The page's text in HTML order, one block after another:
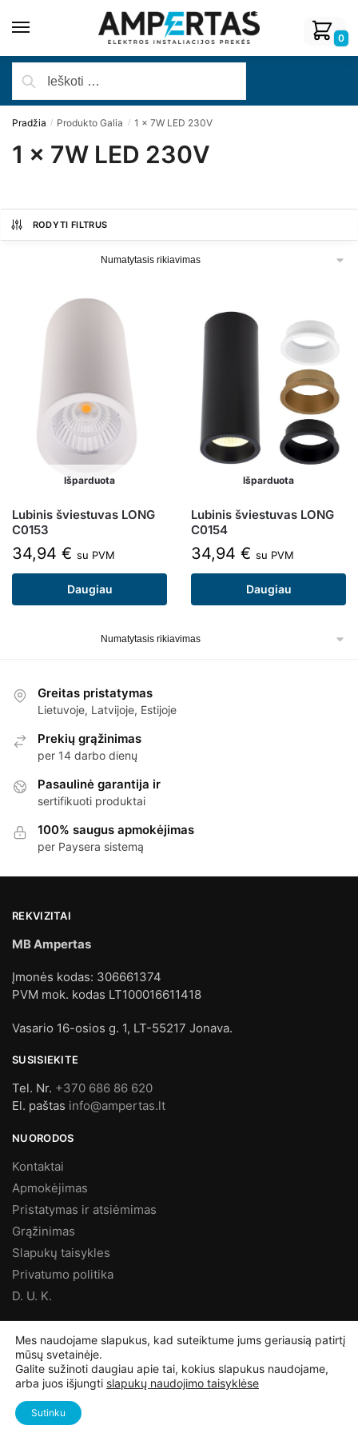
0
Pradžia / Produkto Galia / 1 x 7W LED 230V
1 x 7W LED 230V
RODYTI FILTRUS
Išparduota
Lubinis šviestuvas LONG
C0153
34,94 € su PVM
Daugiau
Išparduota
Lubinis šviestuvas LONG
C0154
34,94 € su PVM
Daugiau
Greitas pristatymas
Lietuvoje, Latvijoje, Estijoje
Prekių grąžinimas
per 14 darbo dienų
Pasaulinė garantija ir
sertifikuoti produktai
100% saugus apmokėjimas
per Paysera sistemą
REKVIZITAI
MB Ampertas
Įmonės kodas: 306661374
PVM mok. kodas LT100016611418
Vasario 16-osios g. 1, LT-55217 Jonava.
SUSISIEKITE
Tel. Nr. +370 686 86 620
El. paštas info@ampertas.lt
NUORODOS
Kontaktai
Apmokėjimas
Pristatymas ir atsiėmimas
Grąžinimas
Slapukų taisykles
Privatumo politika
D. U. K.
©Ampertas.lt2025, Visos teisės saugomos
Mes naudojame slapukus, kad suteiktume jums geriausią patirtį
mūsų svetainėje.
Galite sužinoti daugiau apie tai, kokius slapukus naudojame,
arba juos išjungti slapukų naudojimo taisyklėse
Sutinku